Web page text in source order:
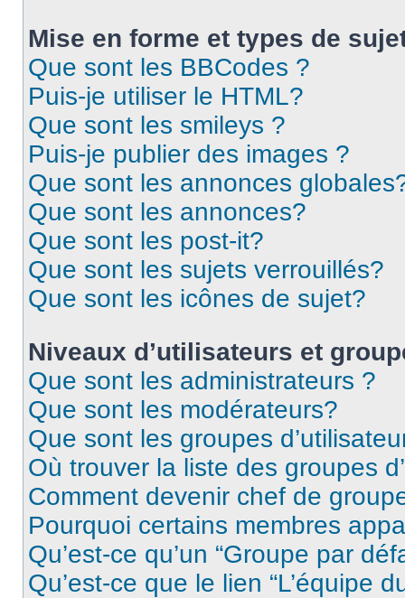
Mise en forme et types de
Que sont les BBCodes ?
Puis-je utiliser le HTML?
Que sont les smileys ?
Puis-je publier des images ?
Que sont les annonces
Que sont les annonces?
Que sont les post-it?
Que sont les sujets verrouillés?
Que sont les icônes de sujet?
Niveaux d’utilisateurs et
Que sont les administrateurs ?
Que sont les modérateurs?
Que sont les groupes
Où trouver la liste des groupes
Comment devenir chef de
Pourquoi certains membres
Qu’est-ce qu’un “Groupe par
Qu’est-ce que le lien “L’équipe